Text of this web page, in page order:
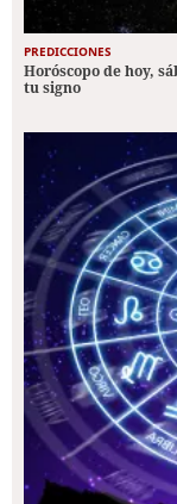
PREDICCIONES
Horóscopo de hoy,
tu signo